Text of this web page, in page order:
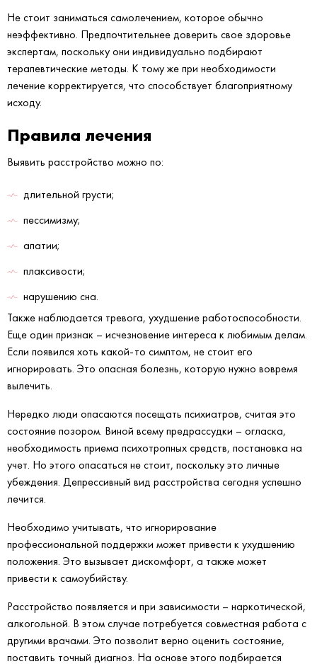
Не стоит заниматься самолечением, которое обычно
неэффективно. Предпочтительнее доверить свое здоровье
экспертам, поскольку они индивидуально подбирают
терапевтические методы. К тому же при необходимости
лечение корректируется, что способствует благоприятному
исходу.
Правила лечения
Выявить расстройство можно по:
длительной грусти;
пессимизму;
апатии;
плаксивости;
нарушению сна.
Также наблюдается тревога, ухудшение работоспособности.
Еще один признак – исчезновение интереса к любимым делам.
Если появился хоть какой-то симптом, не стоит его
игнорировать. Это опасная болезнь, которую нужно вовремя
вылечить.
Нередко люди опасаются посещать психиатров, считая это
состояние позором. Виной всему предрассудки – огласка,
необходимость приема психотропных средств, постановка на
учет. Но этого опасаться не стоит, поскольку это личные
убеждения. Депрессивный вид расстройства сегодня успешно
лечится.
Необходимо учитывать, что игнорирование
профессиональной поддержки может привести к ухудшению
положения. Это вызывает дискомфорт, а также может
привести к самоубийству.
Расстройство появляется и при зависимости – наркотической,
алкогольной. В этом случае потребуется совместная работа с
другими врачами. Это позволит верно оценить состояние,
поставить точный диагноз. На основе этого подбирается